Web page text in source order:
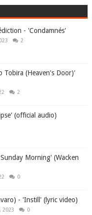
- 'Condamnés'
2
Tobira (Heaven's Door)'
2
(official audio)
Morning' (Wacken
0
- 'Instill' (lyric video)
2023 0